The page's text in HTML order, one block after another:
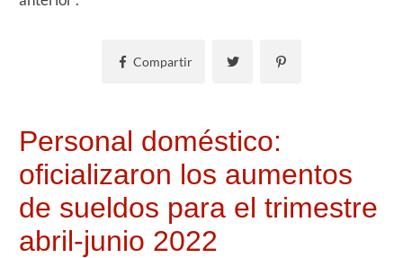
Compartir
Personal doméstico:
oficializaron los aumentos
de sueldos para el trimestre
abril-junio 2022